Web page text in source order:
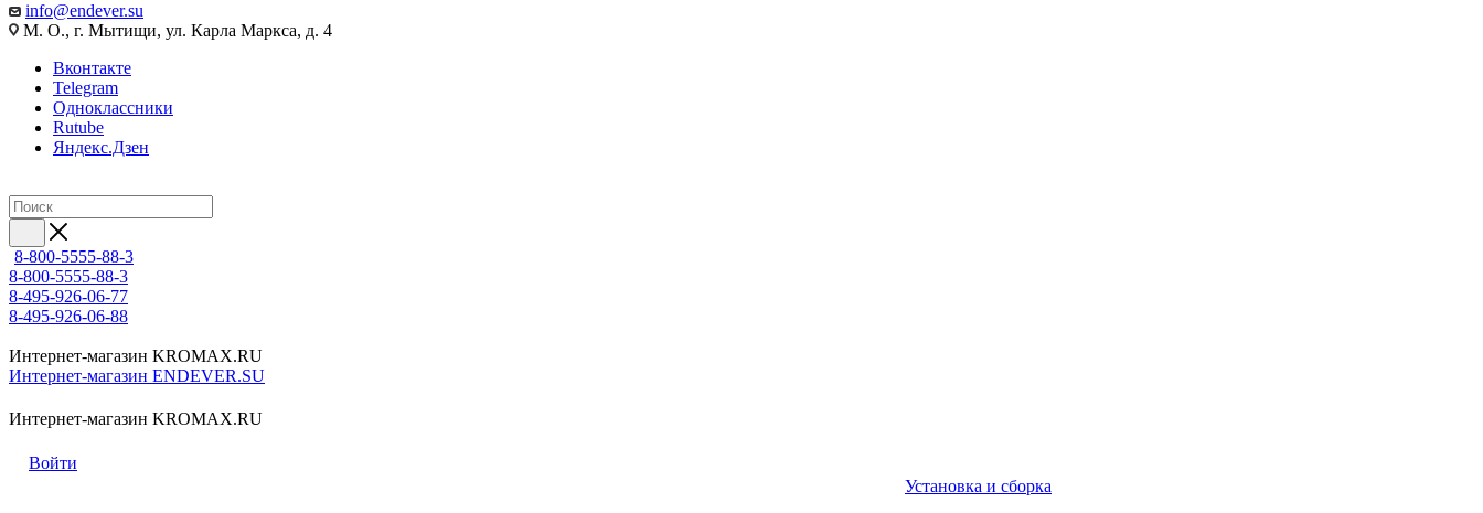
info@endever.su
М. О., г. Мытищи, ул. Карла Маркса, д. 4
Вконтакте
Telegram
Одноклассники
Rutube
Яндекс.Дзен
8-800-5555-88-3
8-800-5555-88-3
8-495-926-06-77
8-495-926-06-88
Интернет-магазин KROMAX.RU
Интернет-магазин ENDEVER.SU
Интернет-магазин KROMAX.RU
Войти
Установка и сборка